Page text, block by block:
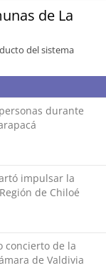
de La
del sistema
durante
impulsar la
de Chiloé
concierto de la
de Valdivia